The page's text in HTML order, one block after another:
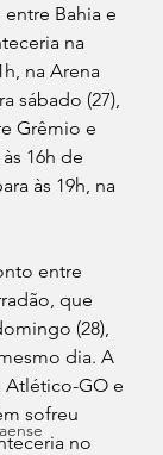
Bahia e
na
na Arena
sábado (27),
Grêmio e
16h de
às 19h, na
entre
que
(28),
dia. A
Atlético-GO e
sofreu
no